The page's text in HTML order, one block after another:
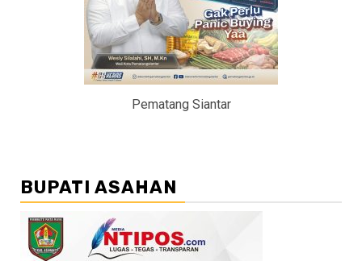
Pematang Siantar
BUPATI ASAHAN